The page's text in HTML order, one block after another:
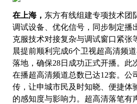
在上海， 东方有线组建专项技术团
调试设备、优化信号，同步制定播
克服技术对接复杂与调试窗口紧张
晨提前顺利完成6个卫视超高清频
落地，确保28日成功正式开播。此
在播超高清频道总数已达12套。公
传，让申城市民及时知晓、便捷体
的感知度与影响力。超高清落笔有